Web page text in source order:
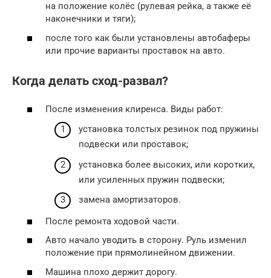
на положение колёс (рулевая рейка, а также её
наконечники и тяги);
после того как были установлены автобаферы
или прочие варианты проставок на авто.
Когда делать сход-развал?
После изменения клиренса. Виды работ:
установка толстых резинок под пружины
подвески или проставок;
установка более высоких, или коротких,
или усиленных пружин подвески;
замена амортизаторов.
После ремонта ходовой части.
Авто начало уводить в сторону. Руль изменил
положение при прямолинейном движении.
Машина плохо держит дорогу.